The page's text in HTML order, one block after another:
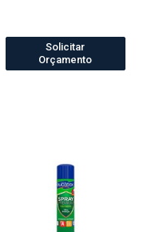
Solicitar
Orçamento